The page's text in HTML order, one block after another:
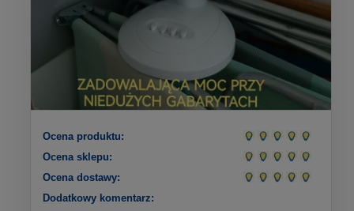
Ocena produktu:
Ocena sklepu:
Ocena dostawy:
Dodatkowy komentarz: